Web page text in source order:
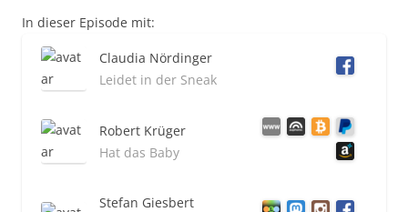
In dieser Episode mit:
Claudia Nördinger
Leidet in der Sneak
Robert Krüger
Hat das Baby
Stefan Giesbert